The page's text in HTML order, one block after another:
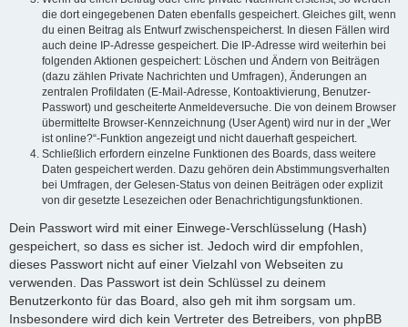
die dort eingegebenen Daten ebenfalls gespeichert. Gleiches gilt, wenn
du einen Beitrag als Entwurf zwischenspeicherst. In diesen Fällen wird
auch deine IP-Adresse gespeichert. Die IP-Adresse wird weiterhin bei
folgenden Aktionen gespeichert: Löschen und Ändern von Beiträgen
(dazu zählen Private Nachrichten und Umfragen), Änderungen an
zentralen Profildaten (E-Mail-Adresse, Kontoaktivierung, Benutzer-
Passwort) und gescheiterte Anmeldeversuche. Die von deinem Browser
übermittelte Browser-Kennzeichnung (User Agent) wird nur in der „Wer
ist online?“-Funktion angezeigt und nicht dauerhaft gespeichert.
Schließlich erfordern einzelne Funktionen des Boards, dass weitere
Daten gespeichert werden. Dazu gehören dein Abstimmungsverhalten
bei Umfragen, der Gelesen-Status von deinen Beiträgen oder explizit
von dir gesetzte Lesezeichen oder Benachrichtigungsfunktionen.
Dein Passwort wird mit einer Einwege-Verschlüsselung (Hash)
gespeichert, so dass es sicher ist. Jedoch wird dir empfohlen,
dieses Passwort nicht auf einer Vielzahl von Webseiten zu
verwenden. Das Passwort ist dein Schlüssel zu deinem
Benutzerkonto für das Board, also geh mit ihm sorgsam um.
Insbesondere wird dich kein Vertreter des Betreibers, von phpBB